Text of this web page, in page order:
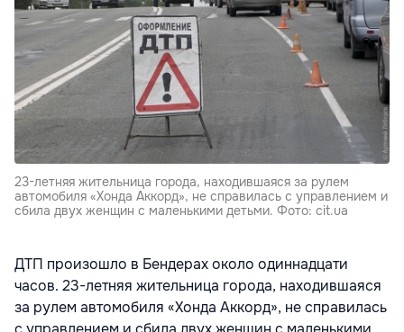
23-летняя жительница города, находившаяся за рулем
автомобиля «Хонда Аккорд», не справилась с управлением и
сбила двух женщин с маленькими детьми. Фото: cit.ua
ДТП произошло в Бендерах около одиннадцати
часов. 23-летняя жительница города, находившаяся
за рулем автомобиля «Хонда Аккорд», не справилась